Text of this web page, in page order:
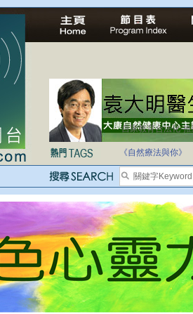
自家教育合法化-
《自然療法與你》